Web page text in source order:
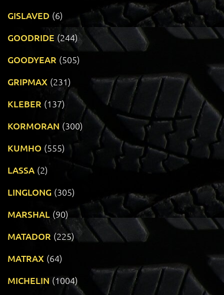
GISLAVED (6)
GOODRIDE (244)
GOODYEAR (505)
GRIPMAX (231)
KLEBER (137)
KORMORAN (300)
KUMHO (555)
LASSA (2)
LINGLONG (305)
MARSHAL (90)
MATADOR (225)
MATRAX (64)
MICHELIN (1004)